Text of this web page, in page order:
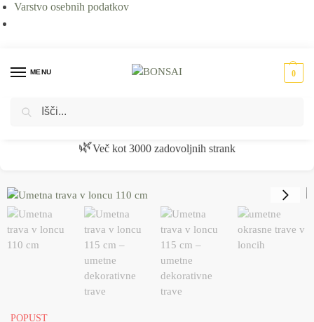
Varstvo osebnih podatkov
MENU 0
Domov Umetne rastline
Zaupajo nam privat osebe, podjetja in arhitekti
POPUST